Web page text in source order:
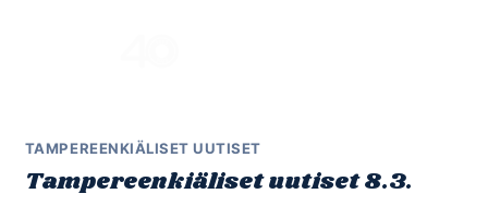
TAMPEREENKIÄLISET UUTISET
Tampereenkiäliset uutiset 8.3.